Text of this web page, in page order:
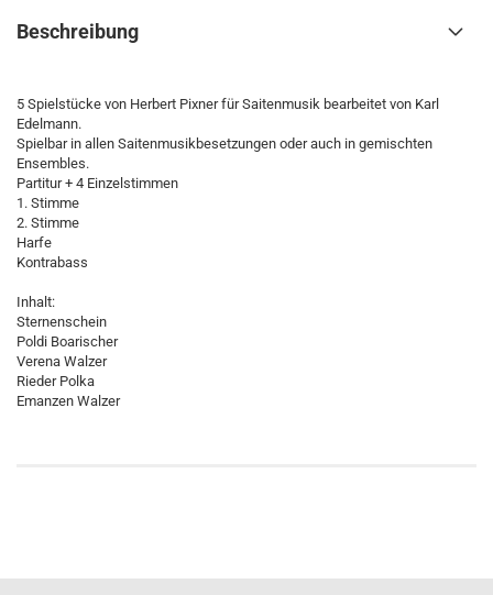
Beschreibung
5 Spielstücke von Herbert Pixner für Saitenmusik bearbeitet von Karl
Edelmann.
Spielbar in allen Saitenmusikbesetzungen oder auch in gemischten
Ensembles.
Partitur + 4 Einzelstimmen
1. Stimme
2. Stimme
Harfe
Kontrabass
Inhalt:
Sternenschein
Poldi Boarischer
Verena Walzer
Rieder Polka
Emanzen Walzer